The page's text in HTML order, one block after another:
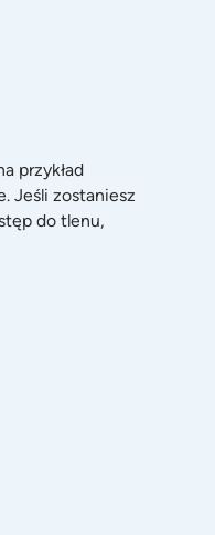
przykład
Jeśli zostaniesz
do tlenu,